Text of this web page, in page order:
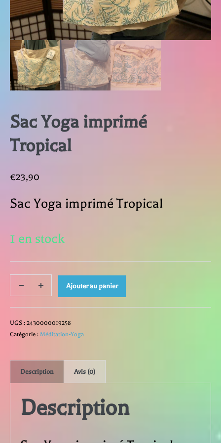
Sac Yoga imprimé
Tropical
€23,90
Sac Yoga imprimé Tropical
1 en stock
quantité
de
Sac
Yoga
imprimé
Tropical
Ajouter au panier
UGS : 2430000019258
Catégorie : Méditation-Yoga
Description Avis (0)
Description